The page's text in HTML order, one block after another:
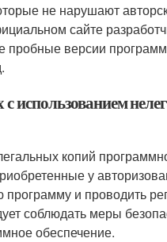
не нарушают
сайте
пробные версии
использованием
копий
у
программу и проводить
соблюдать меры
обеспечение.